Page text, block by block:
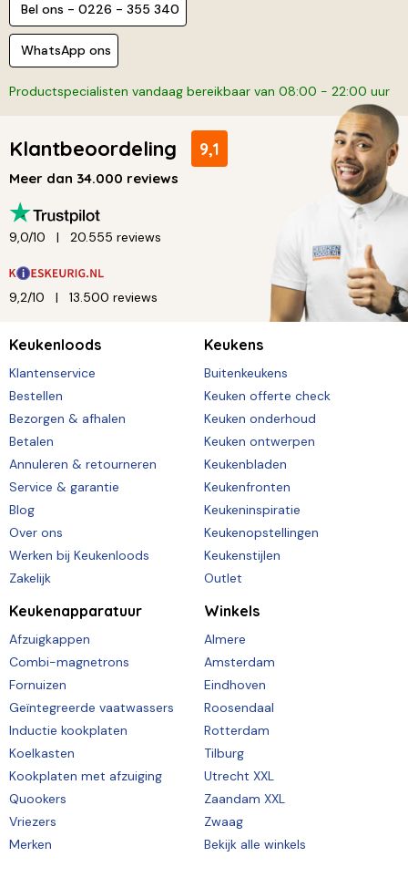
Bel ons - 0226 - 355 340
WhatsApp ons
Productspecialisten vandaag bereikbaar van 08:00 - 22:00 uur
Klantbeoordeling 9,1
Meer dan 34.000 reviews
9,0/10 20.555 reviews
9,2/10 13.500 reviews
Keukenloods
Klantenservice
Bestellen
Bezorgen & afhalen
Betalen
Annuleren & retourneren
Service & garantie
Blog
Over ons
Werken bij Keukenloods
Zakelijk
Keukens
Buitenkeukens
Keuken offerte check
Keuken onderhoud
Keuken ontwerpen
Keukenbladen
Keukenfronten
Keukeninspiratie
Keukenopstellingen
Keukenstijlen
Outlet
Keukenapparatuur
Afzuigkappen
Combi-magnetrons
Fornuizen
Geïntegreerde vaatwassers
Inductie kookplaten
Koelkasten
Kookplaten met afzuiging
Quookers
Vriezers
Merken
Winkels
Almere
Amsterdam
Eindhoven
Roosendaal
Rotterdam
Tilburg
Utrecht XXL
Zaandam XXL
Zwaag
Bekijk alle winkels